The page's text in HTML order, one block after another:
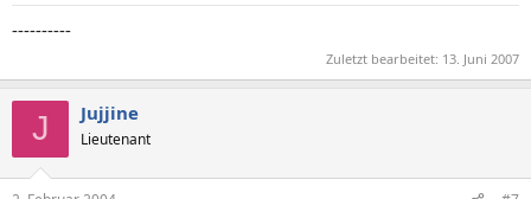
----------
Zuletzt bearbeitet: 13. Juni 2007
J Jujjine
Lieutenant